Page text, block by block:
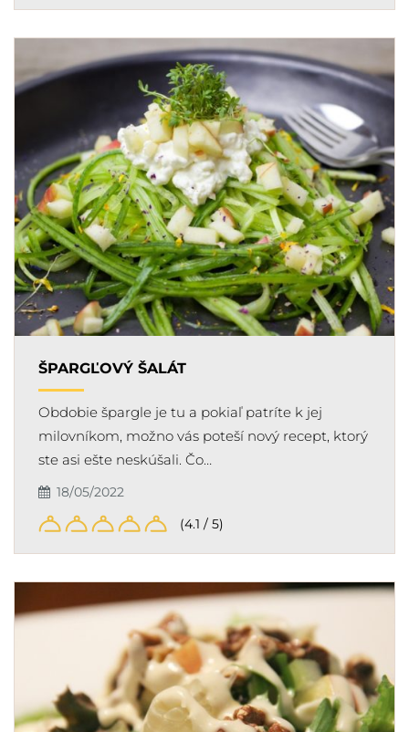
ŠPARGĽOVÝ ŠALÁT
Obdobie špargle je tu a pokiaľ patríte k jej
milovníkom, možno vás poteší nový recept, ktorý
ste asi ešte neskúšali. Čo…
18/05/2022
(4.1 / 5)